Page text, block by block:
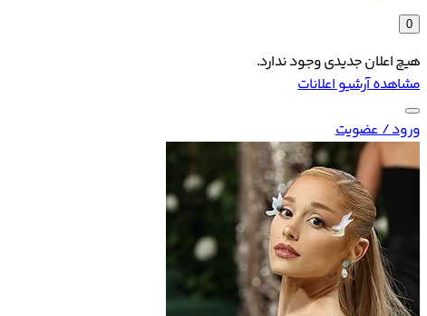
0
هیچ اعلان جدیدی وجود ندارد.
مشاهده آرشیو اعلانات
ورود / عضویت